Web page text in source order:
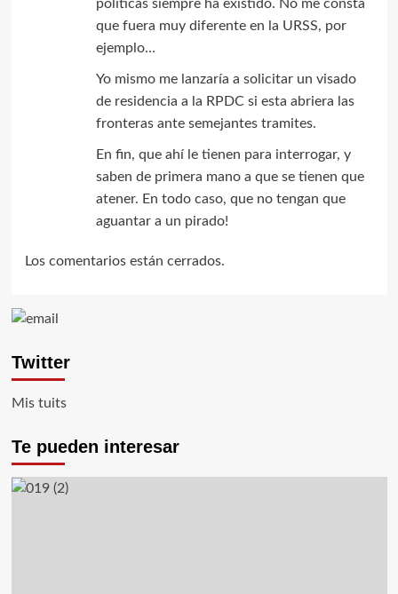
políticas siempre ha existido. No me consta
que fuera muy diferente en la URSS, por
ejemplo…
Yo mismo me lanzaría a solicitar un visado
de residencia a la RPDC si esta abriera las
fronteras ante semejantes tramites.
En fin, que ahí le tienen para interrogar, y
saben de primera mano a que se tienen que
atener. En todo caso, que no tengan que
aguantar a un pirado!
Los comentarios están cerrados.
Twitter
Mis tuits
Te pueden interesar